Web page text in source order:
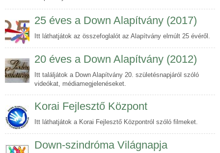
25 éves a Down Alapítvány (2017)
Itt láthatjátok az összefoglalót az Alapítvány elmúlt 25 évéről.
20 éves a Down Alapítvány (2012)
Itt találjátok a Down Alapítvány 20. születésnapjáról szóló
videókat, médiamegjelenéseket.
Korai Fejlesztő Központ
Itt láthatjátok a Korai Fejlesztő Központról szóló filmeket.
Down-szindróma Világnapja